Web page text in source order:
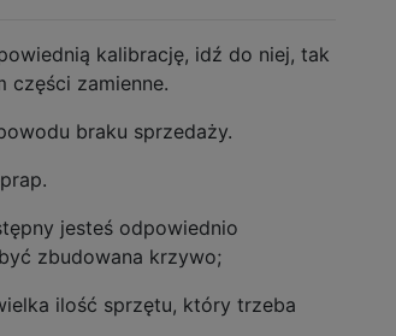
kalibrację, idź do niej, tak
części zamienne.
braku sprzedaży.
jesteś odpowiednio
zbudowana krzywo;
ilość sprzętu, który trzeba